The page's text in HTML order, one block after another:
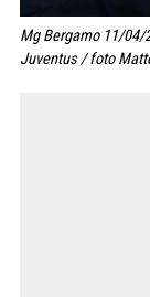
Mg Bergamo 11/04/
Juventus / foto